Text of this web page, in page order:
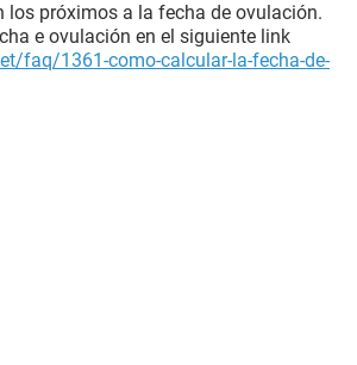
los próximos a la fecha de ovulación.
e ovulación en el siguiente link
faq/1361-como-calcular-la-fecha-de-